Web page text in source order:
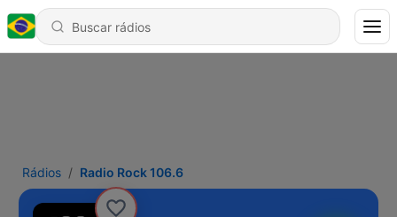
Rádios Radio Rock 106.6